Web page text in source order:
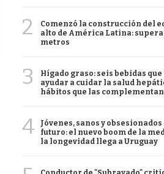
2
Comenzó la construcción del
alto de América Latina:
metros
3
Hígado graso: seis bebidas
ayudar a cuidar la salud
hábitos que las complementan
4
Jóvenes, sanos y obsesionados
futuro: el nuevo boom de la
la longevidad llega a Uruguay